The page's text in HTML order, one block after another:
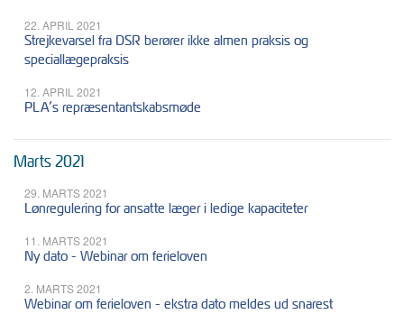
22. APRIL 2021
Strejkevarsel fra DSR berører ikke almen praksis og
speciallægepraksis
12. APRIL 2021
PLA’s repræsentantskabsmøde
Marts 2021
29. MARTS 2021
Lønregulering for ansatte læger i ledige kapaciteter
11. MARTS 2021
Ny dato - Webinar om ferieloven
2. MARTS 2021
Webinar om ferieloven - ekstra dato meldes ud snarest